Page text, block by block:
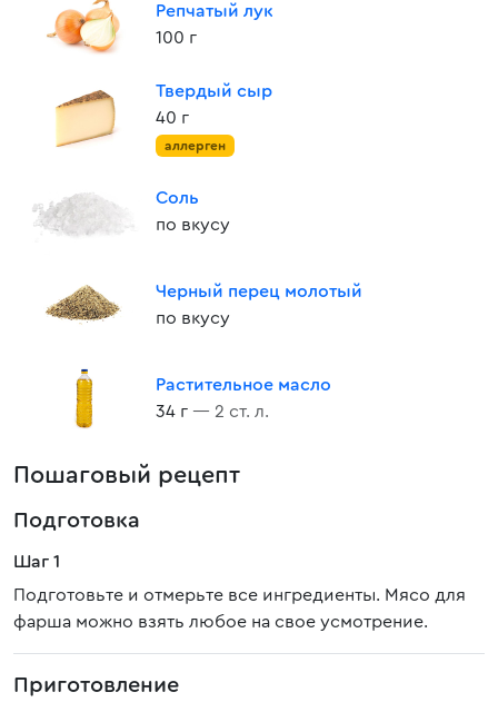
Репчатый лук
100 г
Твердый сыр
40 г
аллерген
Соль
по вкусу
Черный перец молотый
по вкусу
Растительное масло
34 г — 2 ст. л.
Пошаговый рецепт
Подготовка
Шаг 1
Подготовьте и отмерьте все ингредиенты. Мясо для
фарша можно взять любое на свое усмотрение.
Приготовление